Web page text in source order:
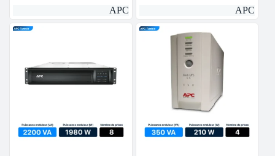
APC
APC